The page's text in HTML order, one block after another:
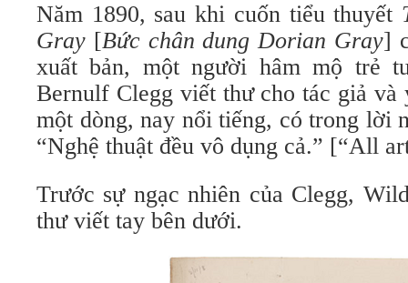
Năm 1890, sau khi cuốn tiểu thuyết
Gray [Bức chân dung Dorian Gray]
xuất bản, một người hâm mộ trẻ
Bernulf Clegg viết thư cho tác giả và
một dòng, nay nổi tiếng, có trong lời
“Nghệ thuật đều vô dụng cả.” [“All
Trước sự ngạc nhiên của Clegg,
thư viết tay bên dưới.